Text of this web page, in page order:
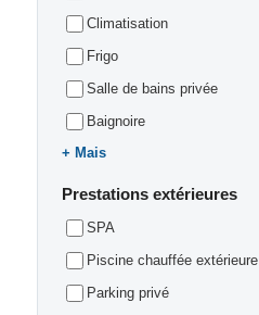
Climatisation
Frigo
Salle de bains privée
Baignoire
Mais
Prestations extérieures
SPA
Piscine chauffée extérieure
Parking privé